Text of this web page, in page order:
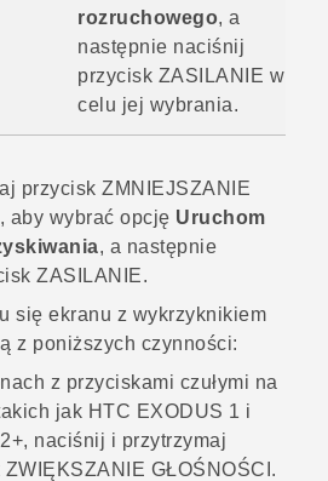
rozruchowego, a
następnie naciśnij
przycisk ZASILANIE w
celu jej wybrania.
przycisk ZMNIEJSZANIE
, aby wybrać opcję Uruchom
, a następnie
ZASILANIE.
się ekranu z wykrzyknikiem
z poniższych czynności:
z przyciskami czułymi na
jak HTC EXODUS 1 i
, naciśnij i przytrzymaj
ZWIĘKSZANIE GŁOŚNOŚCI .